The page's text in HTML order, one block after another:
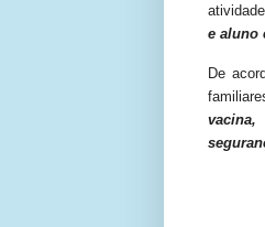
e aluno
De
vacina,